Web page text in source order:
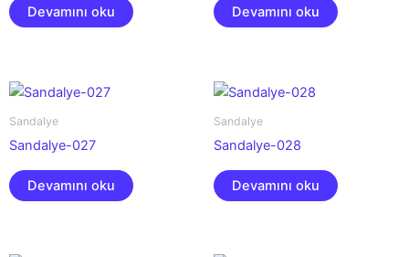
Devamını oku Devamını oku
Sandalye
Sandalye-027
Devamını oku
Sandalye
Sandalye-028
Devamını oku